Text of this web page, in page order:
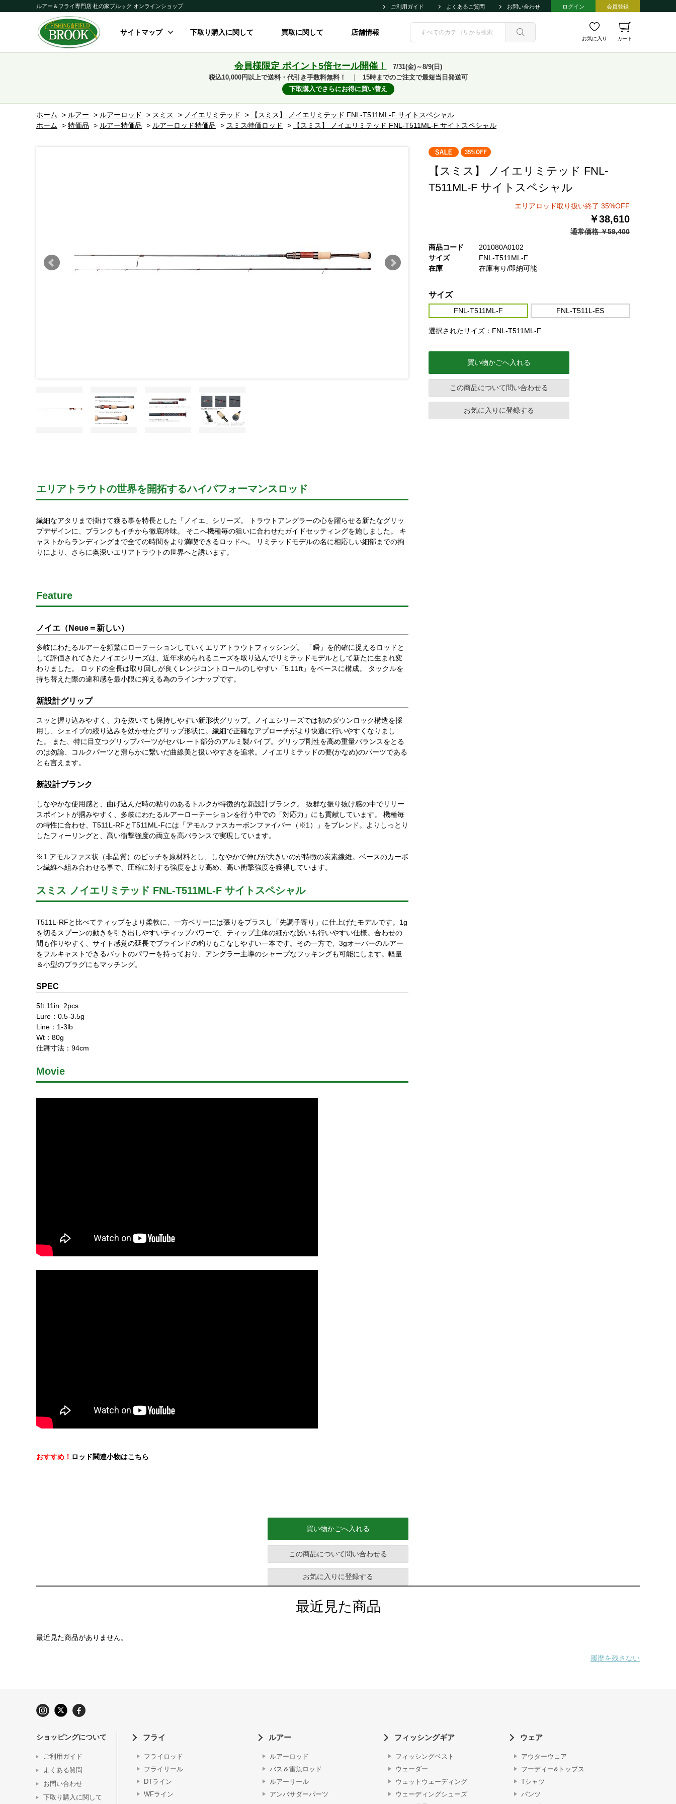
ルアー＆フライ専門店 杜の家ブルック オンラインショップ ご利用ガイド よくあるご質問 お問い合わせ ログイン 会員登録
サイトマップ 下取り購入に関して 買取に関して 店舗情報
お気に入り カート
会員様限定 ポイント5倍セール開催！
7/31(金)～8/9(日)
税込10,000円以上で送料・代引き手数料無料！
15時までのご注文で最短当日発送可
下取購入でさらにお得に買い替え
ホーム > ルアー > ルアーロッド > スミス > ノイエリミテッド >
【スミス】 ノイエリミテッド FNL-T511ML-F サイトスペシャル
ホーム
> 特価品 > ルアー特価品 > ルアーロッド特価品 > スミス特価ロッド > 【スミス】 ノイエリミテッド FNL-T511ML-F サイトスペシャル
エリアトラウトの世界を開拓するハイパフォーマンスロッド
繊細なアタリまで掛けて獲る事を特長とした「ノイエ」シリーズ。 トラウトアングラーの心を躍らせる新たなグリッ
プデザインに、ブランクもイチから徹底吟味。 そこへ機種毎の狙いに合わせたガイドセッティングを施しました。 キ
ャストからランディングまで全ての時間をより満喫できるロッドへ。 リミテッドモデルの名に相応しい細部までの拘
りにより、さらに奥深いエリアトラウトの世界へと誘います。
Feature
ノイエ（Neue＝新しい）
多岐にわたるルアーを頻繁にローテーションしていくエリアトラウトフィッシング。 「瞬」を的確に捉えるロッドと
して評価されてきたノイエシリーズは、近年求められるニーズを取り込んでリミテッドモデルとして新たに生まれ変
わりました。 ロッドの全長は取り回しが良くレンジコントロールのしやすい「5.11ft」をベースに構成。 タックルを
持ち替えた際の違和感を最小限に抑える為のラインナップです。
新設計グリップ
スッと握り込みやすく、力を抜いても保持しやすい新形状グリップ。ノイエシリーズでは初のダウンロック構造を採
用し、シェイプの絞り込みを効かせたグリップ形状に。繊細で正確なアプローチがより快適に行いやすくなりまし
た。 また、特に目立つグリップパーツがセパレート部分のアルミ製パイプ。グリップ剛性を高め重量バランスをとる
のは勿論、コルクパーツと滑らかに繋いだ曲線美と扱いやすさを追求。ノイエリミテッドの要(かなめ)のパーツである
とも言えます。
新設計ブランク
しなやかな使用感と、曲げ込んだ時の粘りのあるトルクが特徴的な新設計ブランク。 抜群な振り抜け感の中でリリー
スポイントが掴みやすく、多岐にわたるルアーローテーションを行う中での「対応力」にも貢献しています。 機種毎
の特性に合わせ、T511L-RFとT511ML-Fには「アモルファスカーボンファイバー（※1）」をブレンド。よりしっとり
したフィーリングと、高い衝撃強度の両立を高バランスで実現しています。
※1:アモルファス状（非晶質）のピッチを原材料とし、しなやかで伸びが大きいのが特徴の炭素繊維。ベースのカーボ
ン繊維へ組み合わせる事で、圧縮に対する強度をより高め、高い衝撃強度を獲得しています。
スミス ノイエリミテッド FNL-T511ML-F サイトスペシャル
T511L-RFと比べてティップをより柔軟に、一方ベリーには張りをプラスし「先調子寄り」に仕上げたモデルです。1g
を切るスプーンの動きを引き出しやすいティップパワーで、ティップ主体の細かな誘いも行いやすい仕様。合わせの
間も作りやすく、サイト感覚の延長でブラインドの釣りもこなしやすい一本です。その一方で、3gオーバーのルアー
をフルキャストできるバットのパワーを持っており、アングラー主導のシャープなフッキングも可能にします。軽量
＆小型のプラグにもマッチング。
SPEC
5ft.11in. 2pcs
Lure：0.5-3.5g
Line：1-3lb
Wt：80g
仕舞寸法：94cm
Movie
おすすめ！ ロッド関連小物はこちら
【スミス】 ノイエリミテッド FNL-
T511ML-F サイトスペシャル
エリアロッド取り扱い終了 35%OFF
￥38,610
通常価格 ￥59,400
商品コード
201080A0102
サイズ
FNL-T511ML-F
在庫
在庫有り/即納可能
サイズ
FNL-T511ML-F FNL-T511L-ES
選択されたサイズ：FNL-T511ML-F
買い物かごへ入れる
この商品について問い合わせる
お気に入りに登録する
買い物かごへ入れる
この商品について問い合わせる
お気に入りに登録する
最近見た商品
最近見た商品がありません。
履歴を残さない
ショッピングについて
ご利用ガイド
よくある質問
お問い合わせ
下取り購入に関して
フライ
フライロッド
フライリール
DTライン
WFライン
ルアー
ルアーロッド
バス＆雷魚ロッド
ルアーリール
アンバサダーパーツ
フィッシングギア
フィッシングベスト
ウェーダー
ウェットウェーディング
ウェーディングシューズ
ウェア
アウターウェア
フーディー&トップス
Tシャツ
パンツ